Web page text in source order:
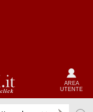
AREA
UTENTE